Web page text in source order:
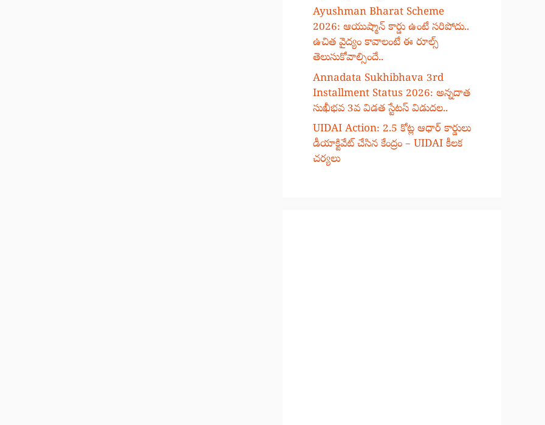
Ayushman Bharat Scheme
2026: ఆయుష్మాన్ కార్డు ఉంటే సరిపోదు..
ఉచిత వైద్యం కావాలంటే ఈ రూల్స్
తెలుసుకోవాల్సిందే..
Annadata Sukhibhava 3rd
Installment Status 2026: అన్నదాత
సుఖీభవ 3వ విడత స్టేటస్ విడుదల..
UIDAI Action: 2.5 కోట్ల ఆధార్ కార్డులు
డీయాక్టివేట్ చేసిన కేంద్రం – UIDAI కీలక
చర్యలు